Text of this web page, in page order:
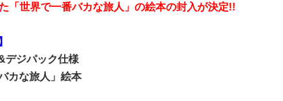
「世界で一番バカな旅人」の絵本の封入が決定!!
デジパック仕様
カな旅人」絵本